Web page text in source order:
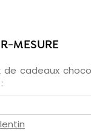
MESURE
cadeaux